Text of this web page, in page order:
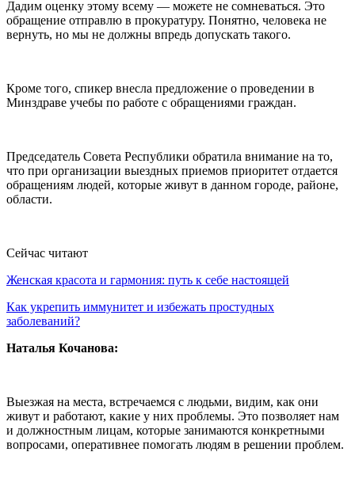
Дадим оценку этому всему — можете не сомневаться. Это
обращение отправлю в прокуратуру. Понятно, человека не
вернуть, но мы не должны впредь допускать такого.
Кроме того, спикер внесла предложение о проведении в
Минздраве учебы по работе с обращениями граждан.
Председатель Совета Республики обратила внимание на то,
что при организации выездных приемов приоритет отдается
обращениям людей, которые живут в данном городе, районе,
области.
Сейчас читают
Женская красота и гармония: путь к себе настоящей
Как укрепить иммунитет и избежать простудных
заболеваний?
Наталья Кочанова:
Выезжая на места, встречаемся с людьми, видим, как они
живут и работают, какие у них проблемы. Это позволяет нам
и должностным лицам, которые занимаются конкретными
вопросами, оперативнее помогать людям в решении проблем.